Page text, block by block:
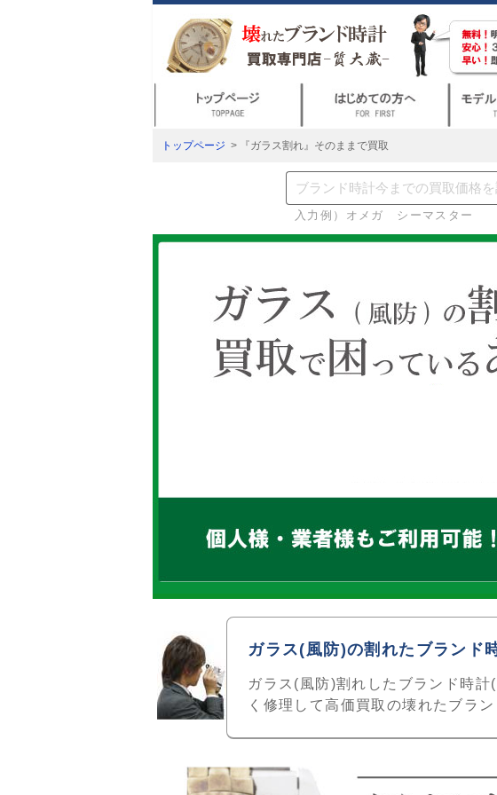
トップページ > 『ガラス割れ』そのままで買取
入力例）オメガ シーマスター
ガラス(風防)の割れたブランド
ガラス(風防)割れしたブランド時
く修理して高価買取の壊れたブラ